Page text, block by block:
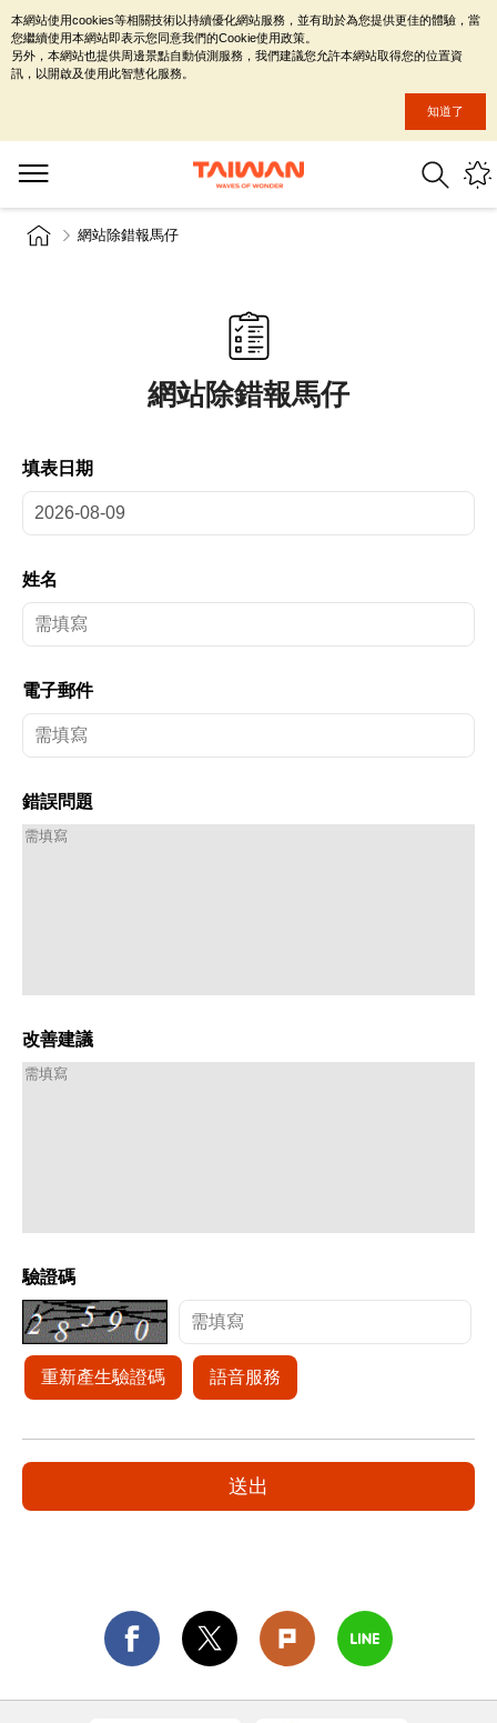
網站除錯報馬仔
網站除錯報馬仔
填表日期
姓名
電子郵件
錯誤問題
改善建議
驗證碼
重新產生驗證碼 語音服務
本網站使用cookies等相關技術以持續優化網站服務，並有助於為您提供更佳的體驗，當
您繼續使用本網站即表示您同意我們的Cookie使用政策。
另外，本網站也提供周邊景點自動偵測服務，我們建議您允許本網站取得您的位置資
訊，以開啟及使用此智慧化服務。
知道了